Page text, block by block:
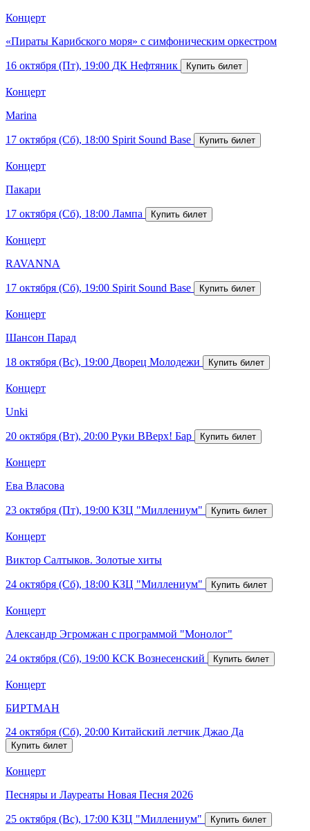
Концерт
«Пираты Карибского моря» с симфоническим оркестром
16 октября (Пт), 19:00 ДК Нефтяник
Концерт
Marina
17 октября (Сб), 18:00 Spirit Sound Base
Концерт
Пакари
17 октября (Сб), 18:00 Лампа
Концерт
RAVANNA
17 октября (Сб), 19:00 Spirit Sound Base
Концерт
Шансон Парад
18 октября (Вс), 19:00 Дворец Молодежи
Концерт
Unki
20 октября (Вт), 20:00 Руки ВВерх! Бар
Концерт
Ева Власова
23 октября (Пт), 19:00 КЗЦ "Миллениум"
Концерт
Виктор Салтыков. Золотые хиты
24 октября (Сб), 18:00 КЗЦ "Миллениум"
Концерт
Александр Эгромжан с программой "Монолог"
24 октября (Сб), 19:00 КСК Вознесенский
Концерт
БИРТМАН
24 октября (Сб), 20:00 Китайский летчик Джао Да
Концерт
Песняры и Лауреаты Новая Песня 2026
25 октября (Вс), 17:00 КЗЦ "Миллениум"